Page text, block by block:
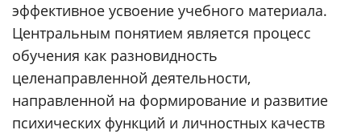
эффективное усвоение учебного материала.
Центральным понятием является процесс
обучения как разновидность
целенаправленной деятельности,
направленной на формирование и развитие
психических функций и личностных качеств